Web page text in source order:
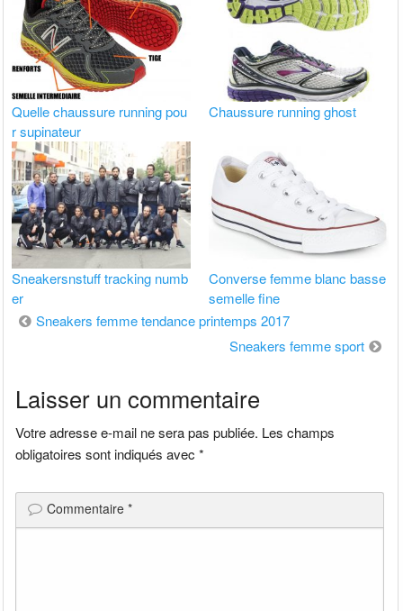
Quelle chaussure running pou
r supinateur
Chaussure running ghost
Sneakersnstuff tracking numb
er
Converse femme blanc basse
semelle fine
Navigation
l’article
Sneakers femme tendance printemps 2017
Sneakers femme sport
Laisser un commentaire
Votre adresse e-mail ne sera pas publiée. Les champs
obligatoires sont indiqués avec*
Commentaire*